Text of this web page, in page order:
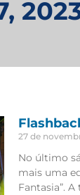
27 de
No último
mais uma
Fantasia”.